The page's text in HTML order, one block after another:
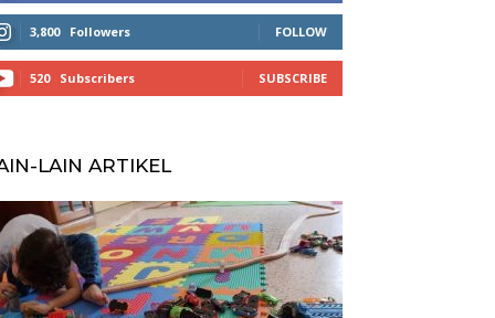
3,800 Followers FOLLOW
520 Subscribers SUBSCRIBE
LAIN ARTIKEL